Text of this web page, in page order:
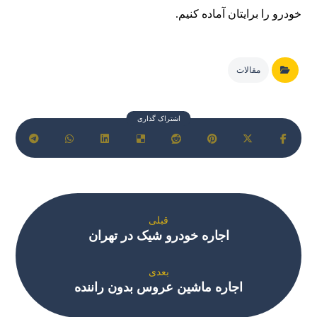
خودرو را برایتان آماده کنیم.
مقالات
قبلی
اجاره خودرو شیک در تهران
بعدی
اجاره ماشین عروس بدون راننده